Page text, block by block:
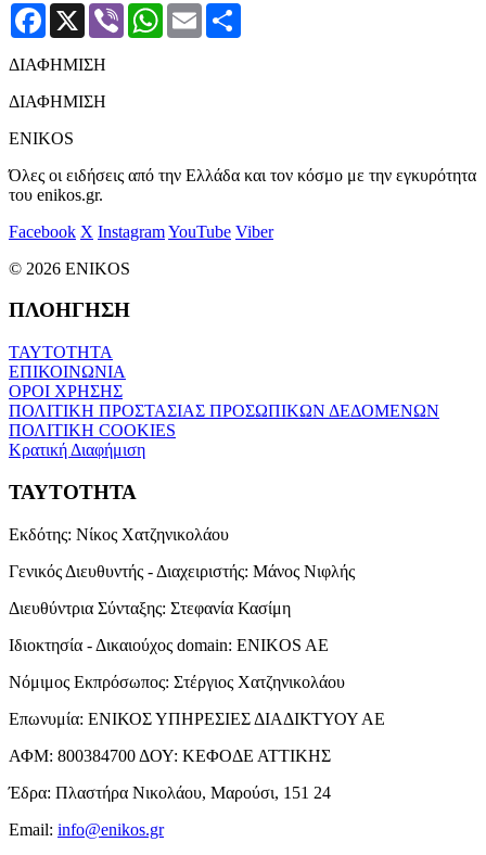
Facebook
X Viber WhatsApp
Email
ΔΙΑΦΗΜΙΣΗ
ΔΙΑΦΗΜΙΣΗ
ENIKOS
Όλες οι ειδήσεις από την Ελλάδα και τον κόσμο με την εγκυρότητα
του enikos.gr.
Facebook X InstagramYouTube Viber
© 2026 ENIKOS
ΠΛΟΗΓΗΣΗ
ΤΑΥΤΟΤΗΤΑ
ΕΠΙΚΟΙΝΩΝΙΑ
ΟΡΟΙ ΧΡΗΣΗΣ
ΠΟΛΙΤΙΚΗ ΠΡΟΣΤΑΣΙΑΣ ΠΡΟΣΩΠΙΚΩΝ ΔΕΔΟΜΕΝΩΝ
ΠΟΛΙΤΙΚΗ COOKIES
Κρατική Διαφήμιση
ΤΑΥΤΟΤΗΤΑ
Εκδότης: Νίκος Χατζηνικολάου
Γενικός Διευθυντής - Διαχειριστής: Μάνος Νιφλής
Διευθύντρια Σύνταξης: Στεφανία Κασίμη
Ιδιοκτησία - Δικαιούχος domain: ENIKOS AE
Νόμιμος Εκπρόσωπος: Στέργιος Χατζηνικολάου
Επωνυμία: ΕΝΙΚΟΣ ΥΠΗΡΕΣΙΕΣ ΔΙΑΔΙΚΤΥΟΥ ΑΕ
ΑΦΜ: 800384700 ΔΟΥ: ΚΕΦΟΔΕ ΑΤΤΙΚΗΣ
Έδρα: Πλαστήρα Νικολάου, Μαρούσι, 151 24
Email: info@enikos.gr